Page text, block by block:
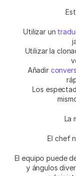
Utilizar un
Utilizar la
Añadir
Los
La
El chef
El equipo puede
y ángulos